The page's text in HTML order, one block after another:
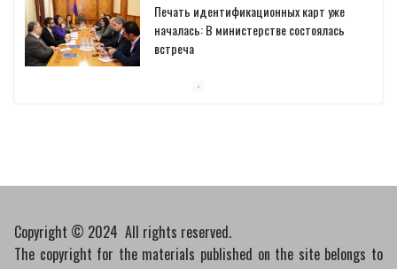
Печать идентификационных карт уже
началась: В министерстве состоялась
встреча
Copyright © 2024 All rights reserved.
The copyright for the materials published on the site belongs to